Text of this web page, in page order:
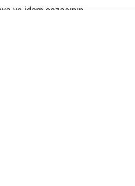
ve idam cezasının